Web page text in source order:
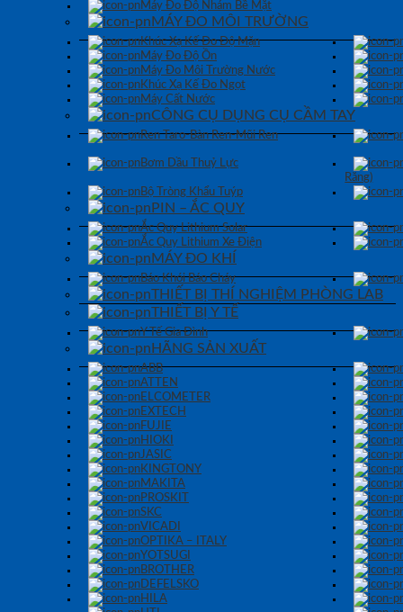
Máy Đo Độ Nhám Bề Mặt
MÁY ĐO MÔI TRƯỜNG
Khúc Xạ Kế Đo Độ Mặn
Máy Đo Độ Ồn
Máy Đo Môi Trường Nước
Khúc Xạ Kế Đo Ngọt
Máy Cất Nước
CÔNG CỤ DỤNG CỤ CẦM TAY
Ren Taro-Bàn Ren-Mũi Ren
Bơm Dầu Thuỷ Lực
Răng)
Bộ Tròng Khẩu Tuýp
PIN – ẮC QUY
Ắc Quy Lithium Solar
Ắc Quy Lithium Xe Điện
MÁY ĐO KHÍ
Báo Khói Báo Cháy
THIẾT BỊ THÍ NGHIỆM PHÒNG LAB
THIẾT BỊ Y TẾ
Y Tế Gia Đình
HÃNG SẢN XUẤT
ABB
ATTEN
ELCOMETER
EXTECH
FUJIE
HIOKI
JASIC
KINGTONY
MAKITA
PROSKIT
SKC
VICADI
OPTIKA – ITALY
YOTSUGI
BROTHER
DEFELSKO
HILA